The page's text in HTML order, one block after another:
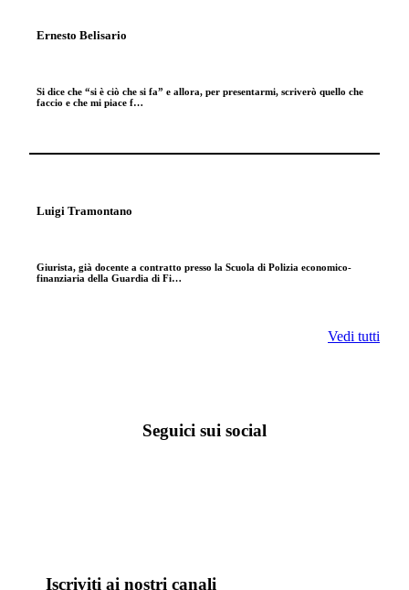
Ernesto Belisario
Si dice che “si è ciò che si fa” e allora, per presentarmi, scriverò quello che
faccio e che mi piace f…
Luigi Tramontano
Giurista, già docente a contratto presso la Scuola di Polizia economico-
finanziaria della Guardia di Fi…
Vedi tutti
Seguici sui social
Iscriviti ai nostri canali